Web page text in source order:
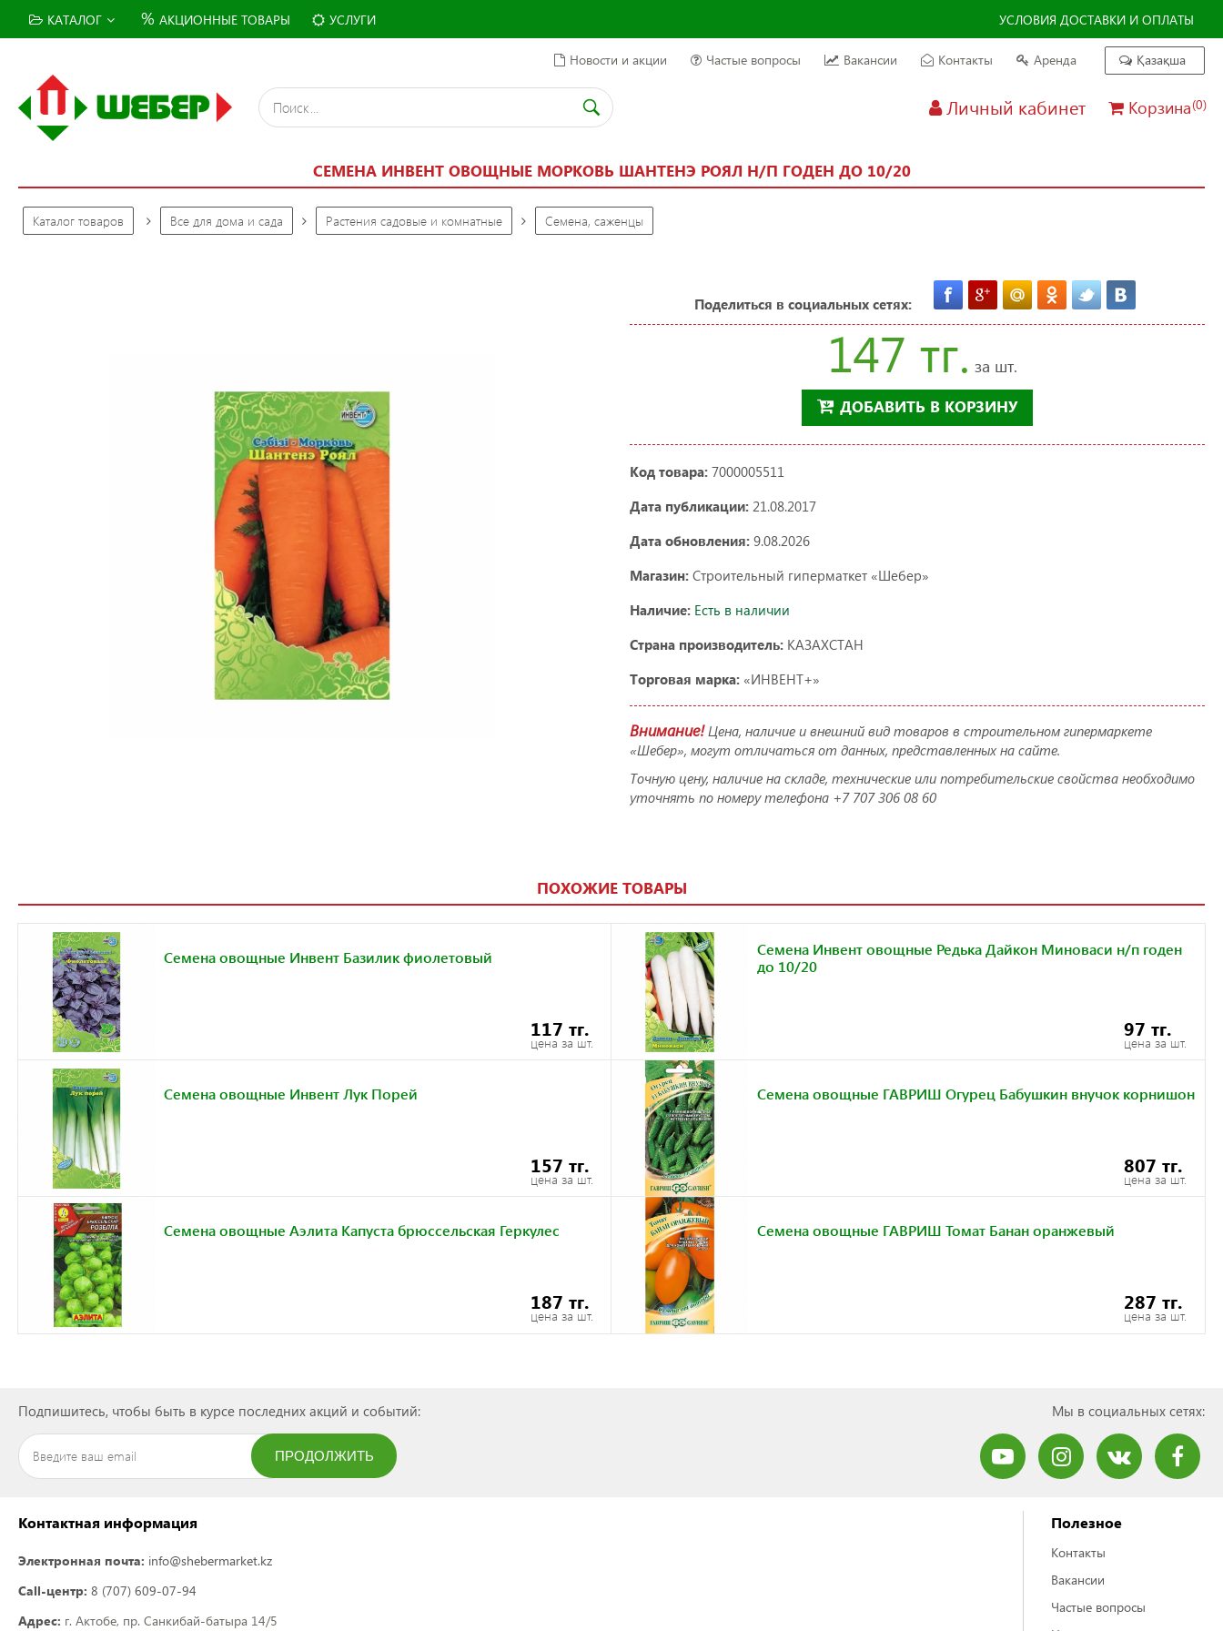
КАТАЛОГ % АКЦИОННЫЕ ТОВАРЫ УСЛУГИ УСЛОВИЯ ДОСТАВКИ И ОПЛАТЫ
Личный кабинет Корзина(0)
Новости и акции Частые вопросы Вакансии Контакты Аренда Қазақша
СЕМЕНА ИНВЕНТ ОВОЩНЫЕ МОРКОВЬ ШАНТЕНЭ РОЯЛ Н/П ГОДЕН ДО 10/20
Каталог товаров Все для дома и сада Растения садовые и комнатные Семена, саженцы
Поделиться в социальных сетях:
147 тг. за шт.
ДОБАВИТЬ В КОРЗИНУ
Код товара: 7000005511
Дата публикации: 21.08.2017
Дата обновления: 9.08.2026
Магазин: Строительный гиперматкет «Шебер»
Наличие: Есть в наличии
Страна производитель: КАЗАХСТАН
Торговая марка: «ИНВЕНТ+»
Внимание!Цена, наличие и внешний вид товаров в строительном гипермаркете
«Шебер», могут отличаться от данных, представленных на сайте.
Точную цену, наличие на складе, технические или потребительские свойства необходимо
уточнять по номеру телефона +7 707 306 08 60
ПОХОЖИЕ ТОВАРЫ
Семена овощные Инвент Базилик фиолетовый
117 тг.
цена за шт.
Семена Инвент овощные Редька Дайкон Миноваси н/п годен
до 10/20
97 тг.
цена за шт.
Семена овощные Инвент Лук Порей
157 тг.
цена за шт.
Семена овощные ГАВРИШ Огурец Бабушкин внучок корнишон
807 тг.
цена за шт.
Семена овощные Аэлита Капуста брюссельская Геркулес
187 тг.
цена за шт.
Семена овощные ГАВРИШ Томат Банан оранжевый
287 тг.
цена за шт.
Подпишитесь, чтобы быть в курсе последних акций и событий:
ПРОДОЛЖИТЬ
Мы в социальных сетях:
Контактная информация
Электронная почта: info@shebermarket.kz
Call-центр: 8 (707) 609-07-94
Адрес: г. Актобе, пр. Санкибай-батыра 14/5
Полезное
Контакты
Вакансии
Частые вопросы